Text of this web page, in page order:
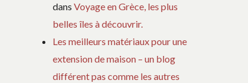
dansVoyage en Grèce, les plus
belles îles à découvrir.
Les meilleurs matériaux pour une
extension de maison – un blog
différent pas comme les autres